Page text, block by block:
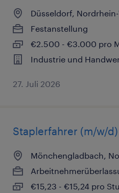
Düsseldorf,
Festanstellung
€2.500 - €3.000 pro
Industrie und
27. Juli 2026
Staplerfahrer (m/w/d)
Mönchengladbach,
€15,23 - €15,24 pro